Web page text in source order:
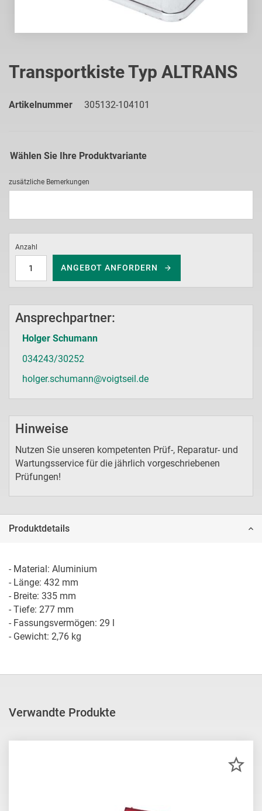
Transportkiste Typ ALTRANS
Artikelnummer 305132-104101
Wählen Sie Ihre Produktvariante
zusätzliche Bemerkungen
Anzahl
ANGEBOT ANFORDERN
Ansprechpartner:
Holger Schumann
034243/30252
holger.schumann@voigtseil.de
Hinweise
Nutzen Sie unseren kompetenten Prüf-, Reparatur- und
Wartungsservice für die jährlich vorgeschriebenen
Prüfungen!
Anfang
der
springen
Produktdetails
- Material: Aluminium
- Länge: 432 mm
- Breite: 335 mm
- Tiefe: 277 mm
- Fassungsvermögen: 29 l
- Gewicht: 2,76 kg
Verwandte Produkte